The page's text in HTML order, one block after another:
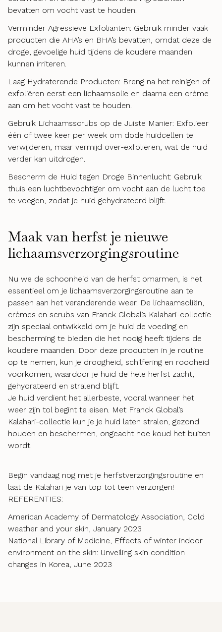
bevatten om vocht vast te houden.
Verminder Agressieve Exfolianten: Gebruik minder vaak
producten die AHA’s en BHA’s bevatten, omdat deze de
droge, gevoelige huid tijdens de koudere maanden
kunnen irriteren.
Laag Hydraterende Producten: Breng na het reinigen of
exfoliëren eerst een lichaamsolie en daarna een crème
aan om het vocht vast te houden.
Gebruik Lichaamsscrubs op de Juiste Manier: Exfolieer
één of twee keer per week om dode huidcellen te
verwijderen, maar vermijd over-exfoliëren, wat de huid
verder kan uitdrogen.
Bescherm de Huid tegen Droge Binnenlucht: Gebruik
thuis een luchtbevochtiger om vocht aan de lucht toe
te voegen, zodat je huid gehydrateerd blijft.
Maak van herfst je nieuwe
lichaamsverzorgingsroutine
Nu we de schoonheid van de herfst omarmen, is het
essentieel om je lichaamsverzorgingsroutine aan te
passen aan het veranderende weer. De lichaamsoliën,
crèmes en scrubs van Franck Global’s Kalahari-collectie
zijn speciaal ontwikkeld om je huid de voeding en
bescherming te bieden die het nodig heeft tijdens de
koudere maanden. Door deze producten in je routine
op te nemen, kun je droogheid, schilfering en roodheid
voorkomen, waardoor je huid de hele herfst zacht,
gehydrateerd en stralend blijft.
Je huid verdient het allerbeste, vooral wanneer het
weer zijn tol begint te eisen. Met Franck Global’s
Kalahari-collectie kun je je huid laten stralen, gezond
houden en beschermen, ongeacht hoe koud het buiten
wordt.
Begin vandaag nog met je herfstverzorgingsroutine en
laat de Kalahari je van top tot teen verzorgen!
REFERENTIES:
American Academy of Dermatology Association, Cold
weather and your skin, January 2023
National Library of Medicine, Effects of winter indoor
environment on the skin: Unveiling skin condition
changes in Korea, June 2023